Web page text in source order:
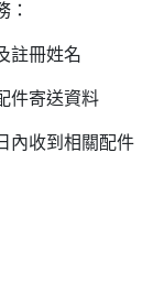
：
註冊姓名
件寄送資料
內收到相關配件